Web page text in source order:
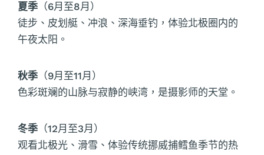
夏季 （6月至8月）
徒步、皮划艇、冲浪、深海垂钓，体验北极圈内的
午夜太阳。
秋季 （9月至11月）
色彩斑斓的山脉与寂静的峡湾，是摄影师的天堂。
冬季 （12月至3月）
观看北极光、滑雪、体验传统挪威捕鳕鱼季节的热